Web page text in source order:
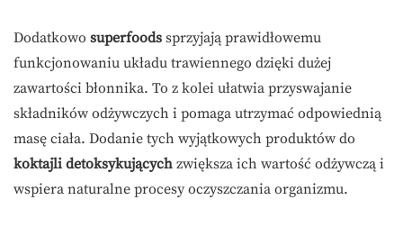
Dodatkowo superfoods sprzyjają prawidłowemu
funkcjonowaniu układu trawiennego dzięki dużej
zawartości błonnika. To z kolei ułatwia przyswajanie
składników odżywczych i pomaga utrzymać odpowiednią
masę ciała. Dodanie tych wyjątkowych produktów do
koktajli detoksykujących zwiększa ich wartość odżywczą i
wspiera naturalne procesy oczyszczania organizmu.